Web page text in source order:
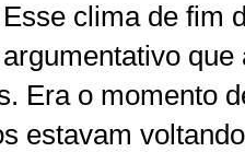
clima de fim
Era o momento
estavam